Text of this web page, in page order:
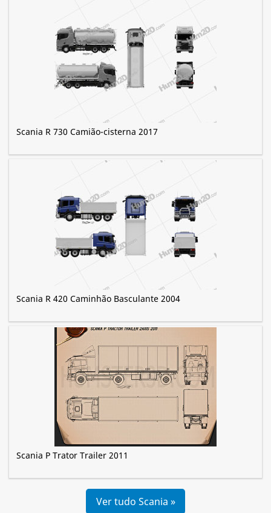
Scania R 730 Camião-cisterna 2017
Scania R 420 Caminhão Basculante 2004
Scania P Trator Trailer 2011
Ver tudo Scania »